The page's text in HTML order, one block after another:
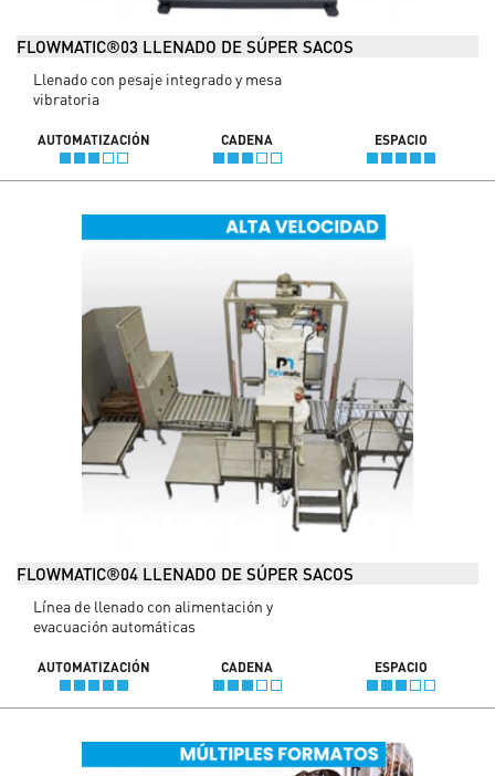
FLOWMATIC®03 LLENADO DE SÚPER SACOS
Llenado con pesaje integrado y mesa
vibratoria
AUTOMATIZACIÓN CADENA ESPACIO
FLOWMATIC®04 LLENADO DE SÚPER SACOS
Línea de llenado con alimentación y
evacuación automáticas
AUTOMATIZACIÓN CADENA ESPACIO